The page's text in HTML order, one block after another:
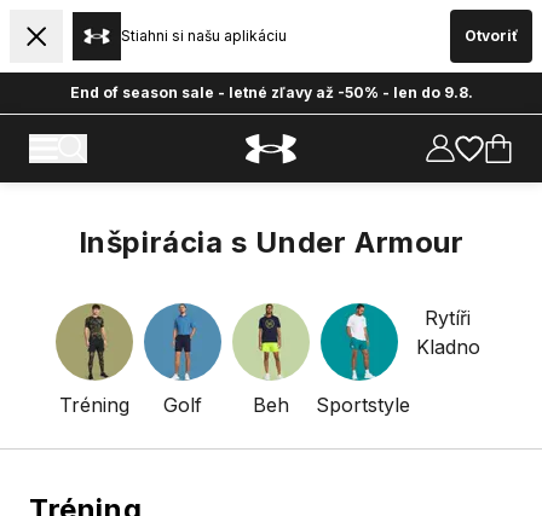
Stiahni si našu aplikáciu Otvoriť
End of season sale - letné zľavy až -50% - len do 9.8.
Inšpirácia s Under Armour
Tréning Golf Beh Sportstyle
Rytíři
Kladno